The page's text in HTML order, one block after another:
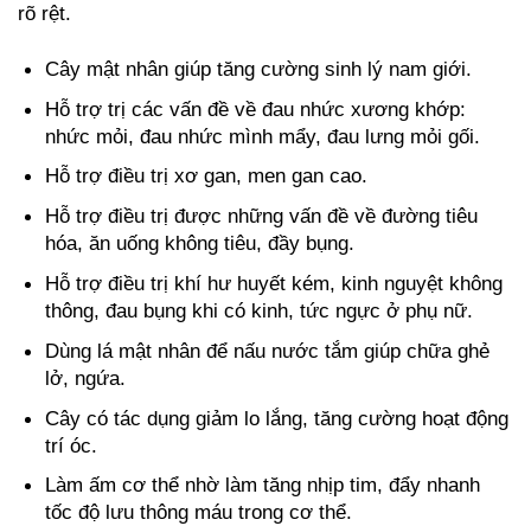
rõ rệt.
Cây mật nhân giúp tăng cường sinh lý nam giới.
Hỗ trợ trị các vấn đề về đau nhức xương khớp:
nhức mỏi, đau nhức mình mẩy, đau lưng mỏi gối.
Hỗ trợ điều trị xơ gan, men gan cao.
Hỗ trợ điều trị được những vấn đề về đường tiêu
hóa, ăn uống không tiêu, đầy bụng.
Hỗ trợ điều trị khí hư huyết kém, kinh nguyệt không
thông, đau bụng khi có kinh, tức ngực ở phụ nữ.
Dùng lá mật nhân để nấu nước tắm giúp chữa ghẻ
lở, ngứa.
Cây có tác dụng giảm lo lắng, tăng cường hoạt động
trí óc.
Làm ấm cơ thể nhờ làm tăng nhịp tim, đẩy nhanh
tốc độ lưu thông máu trong cơ thể.